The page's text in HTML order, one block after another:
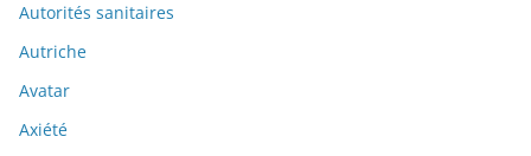
Autorités sanitaires
Autriche
Avatar
Axiété